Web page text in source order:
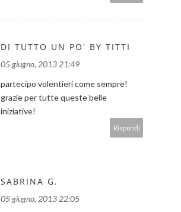
DI TUTTO UN PO' BY TITTI
05 giugno, 2013 21:49
partecipo volentieri come sempre!
grazie per tutte queste belle
iniziative!
Rispondi
SABRINA G.
05 giugno, 2013 22:05